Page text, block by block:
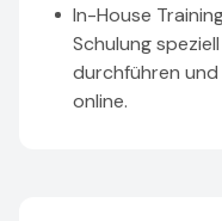
In-House
Schulung
durchführen
online.